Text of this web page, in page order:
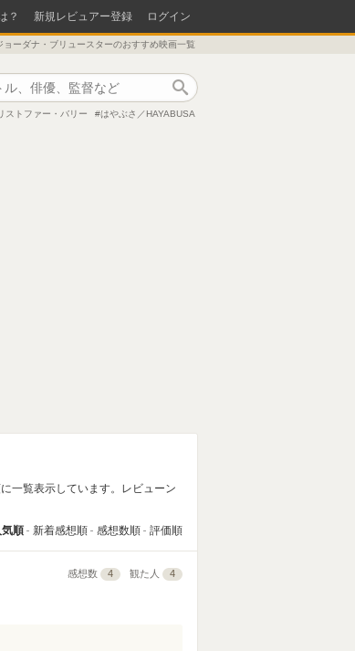
？ 新規レビュアー登録 ログイン
ョーダナ・ブリュースターのおすすめ映画一覧
ストファー・バリー はやぶさ／HAYABUSA
一覧表示しています。レビューン
気順 新着感想順 感想数順 評価順
感想数 4 観た人 4